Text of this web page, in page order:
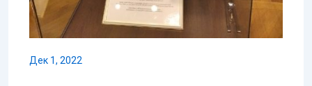
Дек 1, 2022